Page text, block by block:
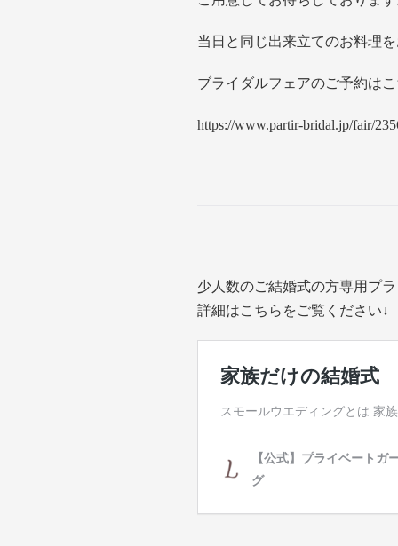
当日と同じ出来立てのお料理を
ブライダルフェアのご予約はこ
https://www.partir-bridal.jp/fair/
少人数のご結婚式の方専用プ
詳細はこちらをご覧ください↓